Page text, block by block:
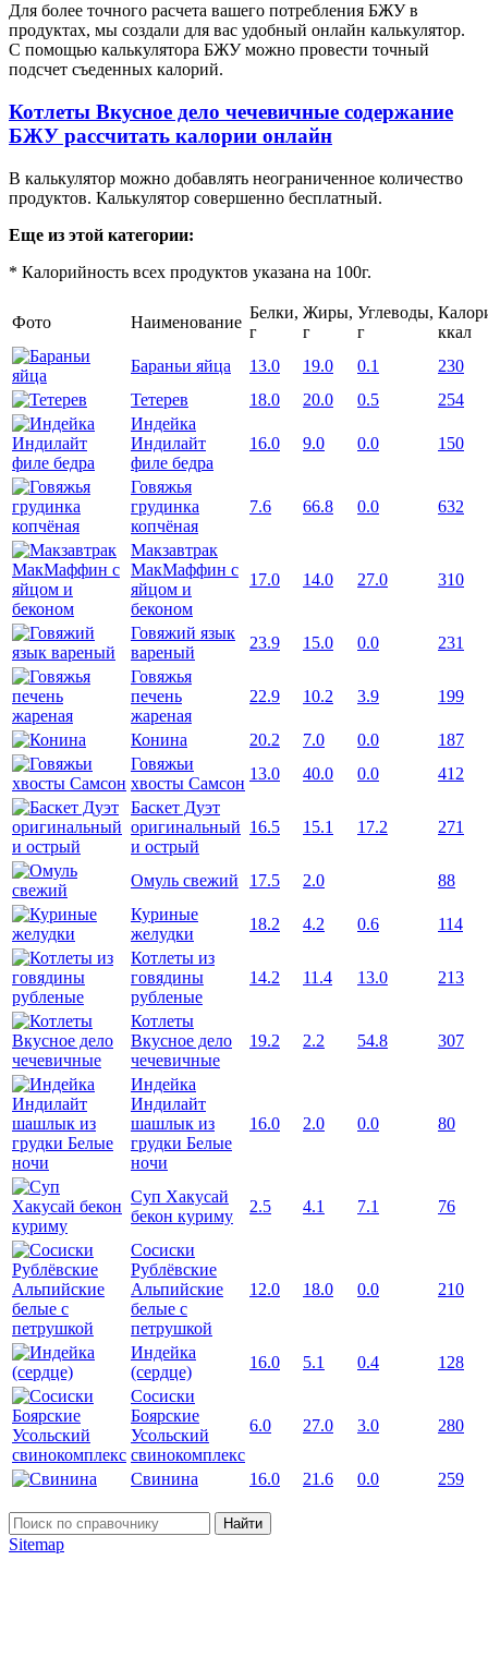
Для более точного расчета вашего потребления БЖУ в
продуктах, мы создали для вас удобный онлайн калькулятор.
С помощью калькулятора БЖУ можно провести точный
подсчет съеденных калорий.
Котлеты Вкусное дело чечевичные содержание
БЖУ рассчитать калории онлайн
В калькулятор можно добавлять неограниченное количество
продуктов. Калькулятор совершенно бесплатный.
Еще из этой категории:
* Калорийность всех продуктов указана на 100г.
Фото Наименование
Белки,
г
Жиры,
г
Углеводы,
г
ккал
Бараньи яйца
13.0 19.0 0.1
230
Тетерев
18.0 20.0 0.5
254
Индейка
Индилайт
филе бедра
16.0 9.0 0.0 150
Говяжья
грудинка
копчёная
7.6 66.8 0.0 632
Макзавтрак
МакМаффин с
яйцом и
беконом
17.0 14.0 27.0 310
Говяжий язык
вареный
23.9 15.0 0.0
231
Говяжья
печень
жареная
22.9 10.2 3.9 199
Конина 20.2 7.0 0.0
187
Говяжьи
хвосты Самсон
13.0 40.0 0.0
412
Баскет Дуэт
оригинальный
и острый
16.5 15.1 17.2 271
Омуль свежий 17.5 2.0
88
Куриные
желудки
18.2 4.2 0.6
114
Котлеты из
говядины
рубленые
14.2 11.4 13.0 213
Котлеты
Вкусное дело
чечевичные
19.2 2.2 54.8 307
Индейка
Индилайт
шашлык из
грудки Белые
ночи
16.0 2.0 0.0 80
Суп Хакусай
бекон куриму
2.5 4.1 7.1 76
Сосиски
Рублёвские
Альпийские
белые с
петрушкой
12.0 18.0 0.0 210
Индейка
(сердце)
16.0 5.1 0.4
128
Сосиски
Боярские
Усольский
свинокомплекс
6.0 27.0 3.0 280
Свинина 16.0 21.6 0.0 259
Найти
Sitemap